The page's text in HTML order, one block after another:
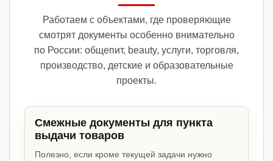
Работаем с объектами, где проверяющие
смотрят документы особенно внимательно
по России: общепит, beauty, услуги, торговля,
производство, детские и образовательные
проекты.
Смежные документы для пункта
выдачи товаров
Полезно, если кроме текущей задачи нужно